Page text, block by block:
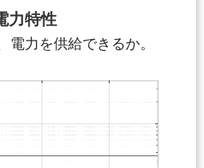
力特性
電力を供給できるか。